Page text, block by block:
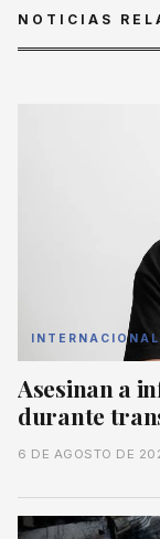
NOTICIAS
INTERNACIONAL
Asesinan a
durante
6 DE AGOSTO DE